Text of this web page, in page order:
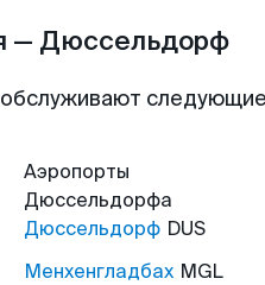
— Дюссельдорф
Аэропорты
Дюссельдорфа
Дюссельдорф DUS
Менхенгладбах MGL